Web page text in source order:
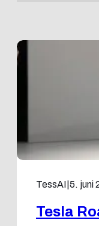
TessAI 5. juni
Tesla